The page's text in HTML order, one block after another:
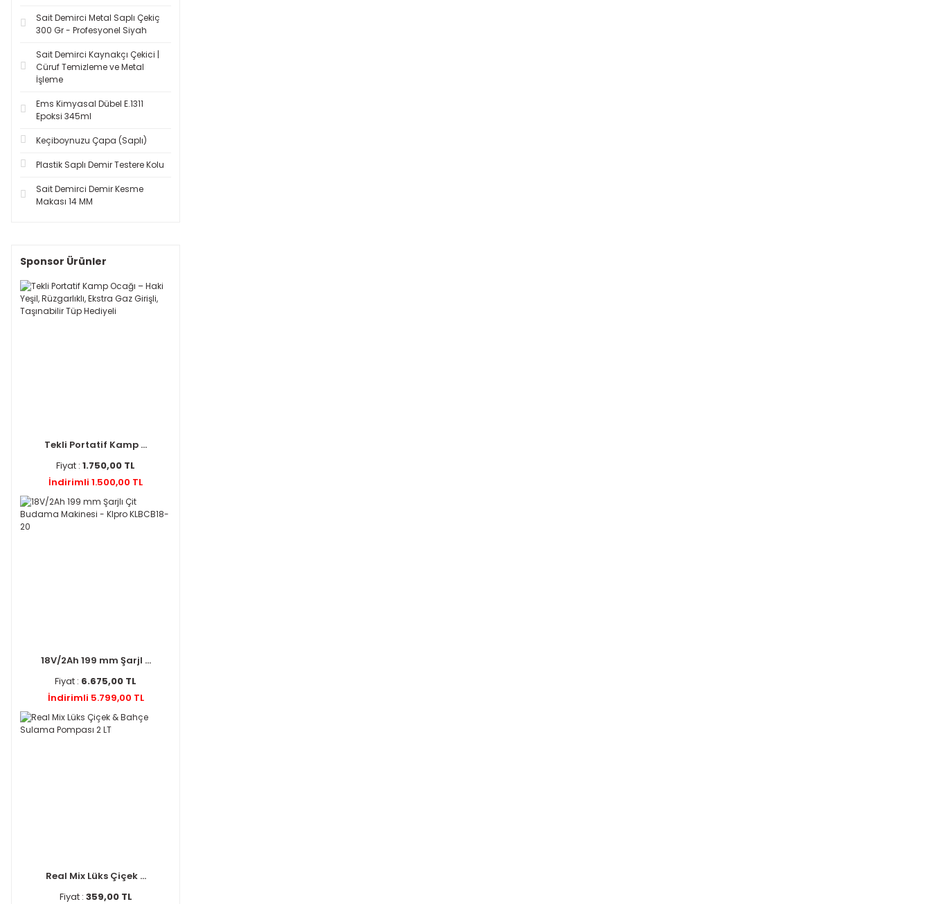
Sait Demirci Metal Saplı Çekiç
300 Gr - Profesyonel Siyah
Sait Demirci Kaynakçı Çekici |
Cüruf Temizleme ve Metal
İşleme
Ems Kimyasal Dübel E.1311
Epoksi 345ml
Keçiboynuzu Çapa (Saplı)
Plastik Saplı Demir Testere Kolu
Sait Demirci Demir Kesme
Makası 14 MM
Sponsor Ürünler
Tekli Portatif Kamp ...
Fiyat : 1.750,00 TL
İndirimli 1.500,00 TL
18V/2Ah 199 mm Şarjl ...
Fiyat : 6.675,00 TL
İndirimli 5.799,00 TL
Real Mix Lüks Çiçek ...
Fiyat : 359,00 TL